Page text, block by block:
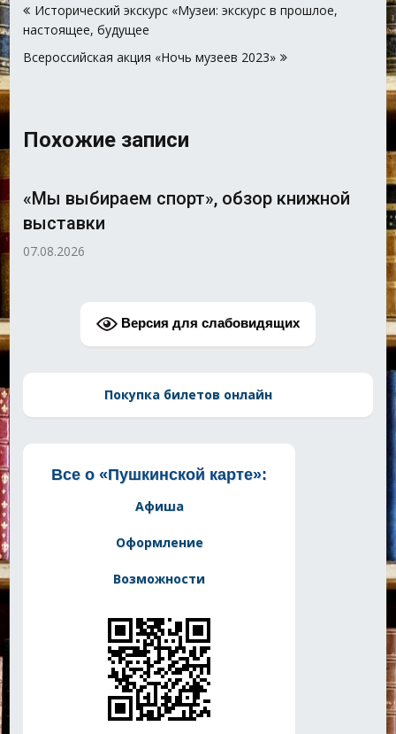
по
записям
Исторический экскурс «Музеи: экскурс в прошлое,
настоящее, будущее
Всероссийская акция «Ночь музеев 2023»
Похожие записи
«Мы выбираем спорт», обзор книжной
выставки
07.08.2026
Версия для слабовидящих
Покупка билетов онлайн
Все о «Пушкинской карте»:
Афиша
Оформление
Возможности